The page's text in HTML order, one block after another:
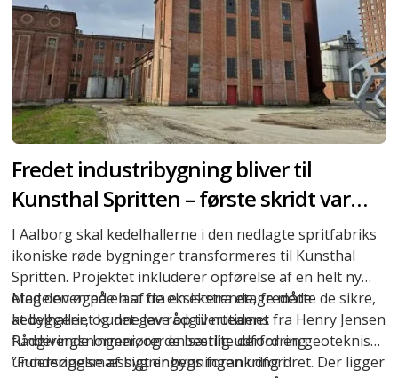
Fredet industribygning bliver til
Kunsthal Spritten – første skridt var
opgravningsfri grundforstærkning
I Aalborg skal kedelhallerne i den nedlagte spritfabriks
ikoniske røde bygninger transformeres til Kunsthal
Spritten. Projektet inkluderer opførelse af en helt ny
etage oven på en af de eksisterende, fredede
kedelhaller, og det gav rådgiverteamet fra Henry Jensen
Rådgivende Ingeniører en særlig udfordring.
Med den øgede last fra en ekstra etage måtte de sikre,
at byggeriet kunne leve op til nutidens
funderingsnormer, og de bestilte derfor en geoteknisk
undersøgelse af bygningens forankring i
”Funderingsmæssigt er bygningen udfordret. Der ligger